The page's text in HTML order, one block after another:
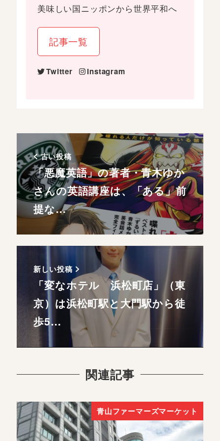
美味しい国ニッポンから世界平和へ
記事一覧
Twitter Instagram
古い投稿
「悪魔英語」の著者・青木ゆか
さんの英語講座は、「ある」前
提な…
新しい投稿
「変なホテル 浜松町店」（東
京）は浜松町駅と大門駅から徒
歩5…
関連記事
青山ファーマーズマーケット